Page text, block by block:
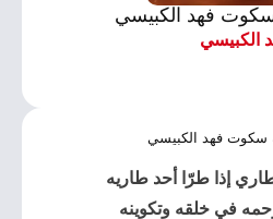
سكوت فهد الكبيسي
الكبيسي
سكوت فهد الكبيسي
إذا طرّا أحد طاريه
في خلقه وتكوينه